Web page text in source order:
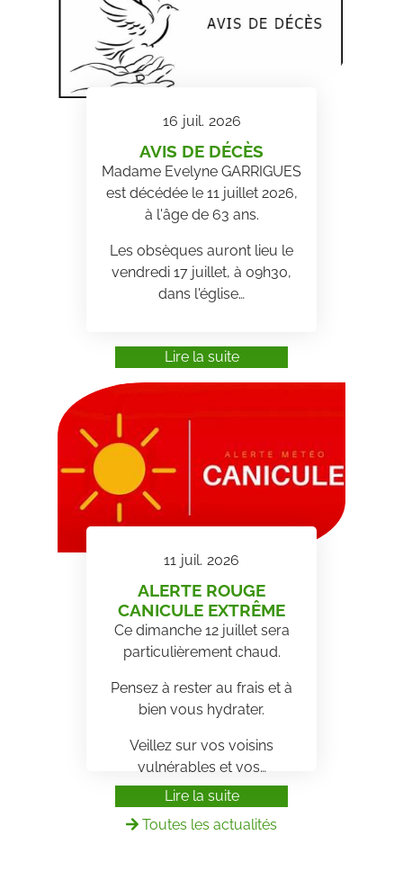
16 juil. 2026
AVIS DE DÉCÈS
Madame Evelyne GARRIGUES
est décédée le 11 juillet 2026,
à l'âge de 63 ans.
Les obsèques auront lieu le
vendredi 17 juillet, à 09h30,
dans l'église…
Lire la suite
11 juil. 2026
ALERTE ROUGE
CANICULE EXTRÊME
Ce dimanche 12 juillet sera
particulièrement chaud.
Pensez à rester au frais et à
bien vous hydrater.
Veillez sur vos voisins
vulnérables et vos…
Lire la suite
Toutes les actualités